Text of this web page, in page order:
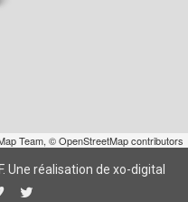
Team, © OpenStreetMap contributors
Une réalisation de xo-digital